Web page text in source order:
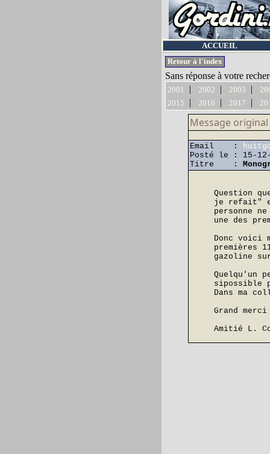
ACCUEIL
Retour à l'index
Sans réponse à votre
2001 | 2002 | 2003 |
2015
| 2016 | 2017 |
Message
Email :
Posté le : 15-
Titre :
Question
je refait"
personne
une des
Donc voici
premières
gazoline
Quelqu'un
sipossible
Dans ma
Grand
Amitié L.